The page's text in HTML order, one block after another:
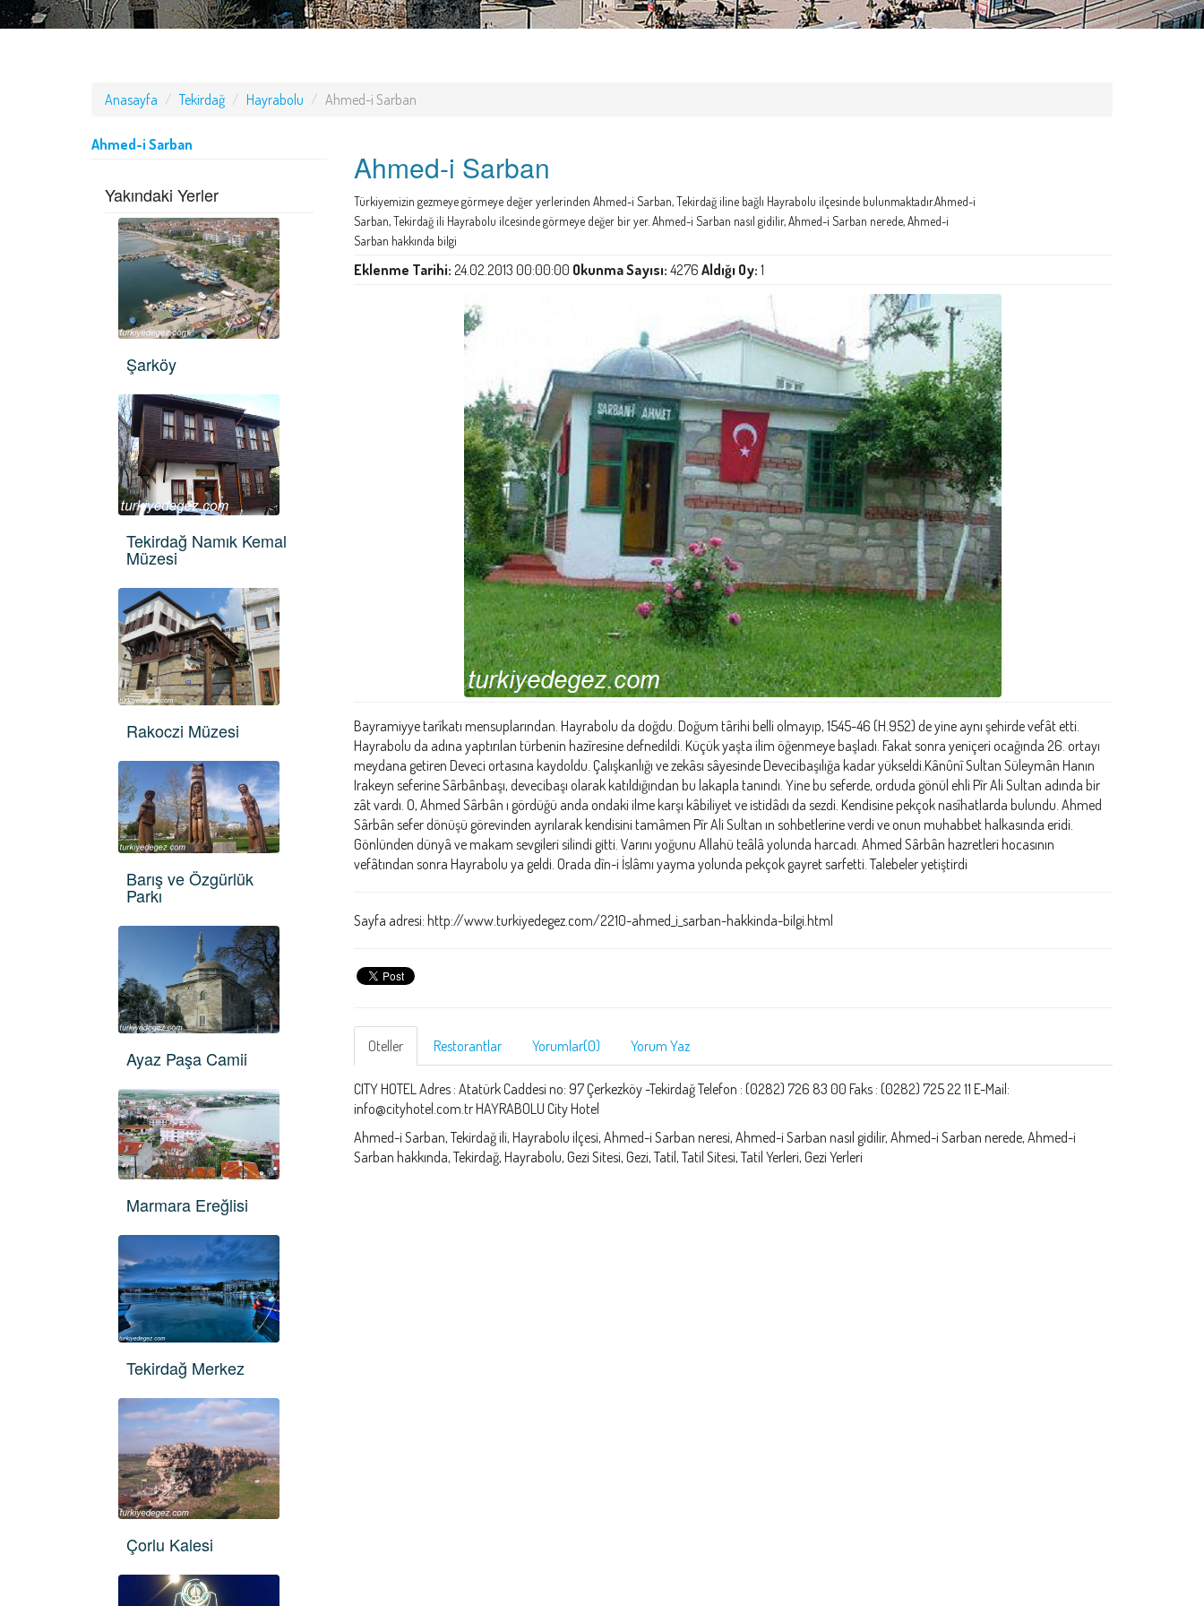
Anasayfa Tekirdağ Hayrabolu Ahmed-i Sarban
Ahmed-i Sarban
Yakındaki Yerler
Şarköy
Tekirdağ Namık Kemal
Müzesi
Rakoczi Müzesi
Barış ve Özgürlük
Parkı
Ayaz Paşa Camii
Marmara Ereğlisi
Tekirdağ Merkez
Çorlu Kalesi
Ahmed-i Sarban
Türkiyemizin gezmeye görmeye değer yerlerinden Ahmed-i Sarban, Tekirdağ iline bağlı Hayrabolu ilçesinde bulunmaktadır.Ahmed-i
Sarban, Tekirdağ ili Hayrabolu ilcesinde görmeye değer bir yer. Ahmed-i Sarban nasıl gidilir, Ahmed-i Sarban nerede, Ahmed-i
Sarban hakkında bilgi
Eklenme Tarihi: 24.02.2013 00:00:00 Okunma Sayısı: 4276 Aldığı Oy: 1
Bayramiyye tarîkatı mensuplarından. Hayrabolu da doğdu. Doğum târihi belli olmayıp, 1545-46 (H.952) de yine aynı şehirde vefât etti.
Hayrabolu da adına yaptırılan türbenin hazîresine defnedildi. Küçük yaşta ilim öğenmeye başladı. Fakat sonra yeniçeri ocağında 26. ortayı
meydana getiren Deveci ortasına kaydoldu. Çalışkanlığı ve zekâsı sâyesinde Devecibaşılığa kadar yükseldi.Kânûnî Sultan Süleymân Hanın
Irakeyn seferine Sârbânbaşı, devecibaşı olarak katıldığından bu lakapla tanındı. Yine bu seferde, orduda gönül ehli Pîr Ali Sultan adında bir
zât vardı. O, Ahmed Sârbân ı gördüğü anda ondaki ilme karşı kâbiliyet ve istidâdı da sezdi. Kendisine pekçok nasîhatlarda bulundu. Ahmed
Sârbân sefer dönüşü görevinden ayrılarak kendisini tamâmen Pîr Ali Sultan ın sohbetlerine verdi ve onun muhabbet halkasında eridi.
Gönlünden dünyâ ve makam sevgileri silindi gitti. Varını yoğunu Allahü teâlâ yolunda harcadı. Ahmed Sârbân hazretleri hocasının
vefâtından sonra Hayrabolu ya geldi. Orada dîn-i İslâmı yayma yolunda pekçok gayret sarfetti. Talebeler yetiştirdi
Sayfa adresi: http://www.turkiyedegez.com/2210-ahmed_i_sarban-hakkinda-bilgi.html
Oteller Restorantlar Yorumlar(0) Yorum Yaz
CITY HOTEL Adres : Atatürk Caddesi no: 97 Çerkezköy -Tekirdağ Telefon : (0282) 726 83 00 Faks : (0282) 725 22 11 E-Mail:
info@cityhotel.com.tr HAYRABOLU City Hotel
Ahmed-i Sarban, Tekirdağ ili, Hayrabolu ilçesi, Ahmed-i Sarban neresi, Ahmed-i Sarban nasıl gidilir, Ahmed-i Sarban nerede, Ahmed-i
Sarban hakkında, Tekirdağ, Hayrabolu, Gezi Sitesi, Gezi, Tatil, Tatil Sitesi, Tatil Yerleri, Gezi Yerleri